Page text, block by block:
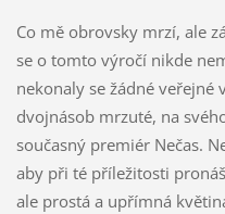
Co mě obrovsky mrzí, ale
se o tomto výročí nikde
nekonaly se žádné veřejné
dvojnásob mrzuté, na
současný premiér Nečas.
aby při té příležitosti
ale prostá a upřímná